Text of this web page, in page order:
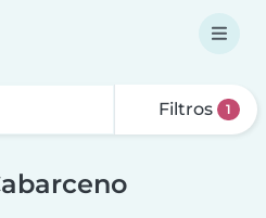
Filtros 1